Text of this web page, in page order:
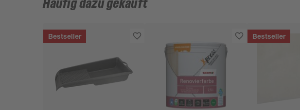
Häufig dazu gekauft
Bestseller Bestseller